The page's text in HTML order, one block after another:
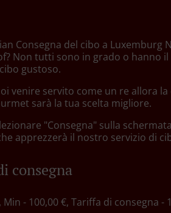
Consegna del cibo a Luxemburg
Non tutti sono in grado o hanno
gustoso.
venire servito come un re allora la
sarà la tua scelta migliore.
"Consegna" sulla
apprezzerà il nostro servizio di
consegna
, Min - 100,00 €, Tariffa di consegna -